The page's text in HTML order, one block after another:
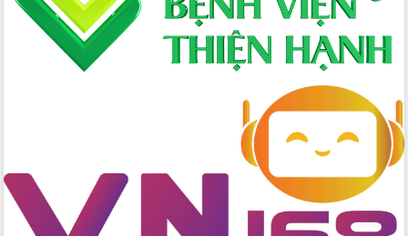
Đắk Lắk thời kỳ 2021-2030, tầm nhìn
đến năm 2050
Phát động chiến dịch 30 ngày đêm
giải phóng mặt bằng Tuyến đường bộ
Đắk Lắk ký kết thỏa thuận hợp tác về
chuyển đổi số giai đoạn 2026 – 2030
với Tập đoàn Bưu chính Viễn thông
Việt Nam